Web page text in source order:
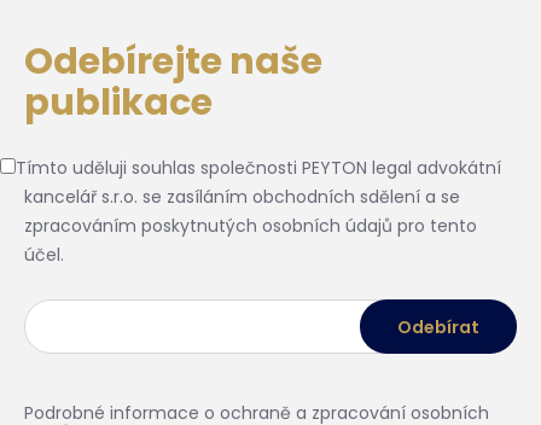
Odebírejte naše
publikace
Tímto uděluji souhlas společnosti PEYTON legal advokátní
kancelář s.r.o. se zasíláním obchodních sdělení a se
zpracováním poskytnutých osobních údajů pro tento
účel.
Podrobné informace o ochraně a zpracování osobních